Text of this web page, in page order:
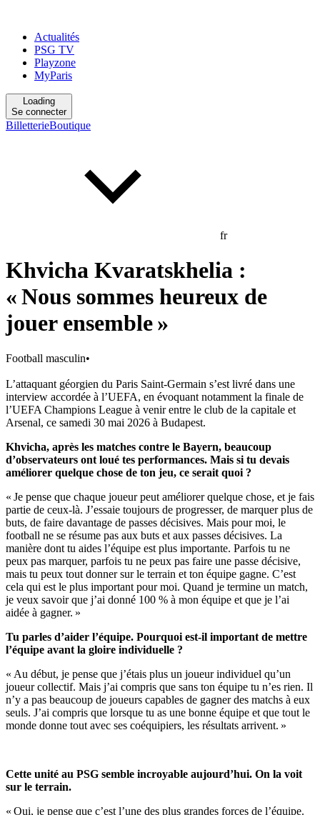
Actualités
PSG TV
Playzone
MyParis
Loading
Se connecter
BilletterieBoutique
fr
Khvicha Kvaratskhelia :
« Nous sommes heureux de
jouer ensemble »
Football masculin•
L’attaquant géorgien du Paris Saint-Germain s’est livré dans une
interview accordée à l’UEFA, en évoquant notamment la finale de
l’UEFA Champions League à venir entre le club de la capitale et
Arsenal, ce samedi 30 mai 2026 à Budapest.
Khvicha, après les matches contre le Bayern, beaucoup
d’observateurs ont loué tes performances. Mais si tu devais
améliorer quelque chose de ton jeu, ce serait quoi ?
« Je pense que chaque joueur peut améliorer quelque chose, et je fais
partie de ceux-là. J’essaie toujours de progresser, de marquer plus de
buts, de faire davantage de passes décisives. Mais pour moi, le
football ne se résume pas aux buts et aux passes décisives. La
manière dont tu aides l’équipe est plus importante. Parfois tu ne
peux pas marquer, parfois tu ne peux pas faire une passe décisive,
mais tu peux tout donner sur le terrain et ton équipe gagne. C’est
cela qui est le plus important pour moi. Quand je termine un match,
je veux savoir que j’ai donné 100 % à mon équipe et que je l’ai
aidée à gagner. »
Tu parles d’aider l’équipe. Pourquoi est-il important de mettre
l’équipe avant la gloire individuelle ?
« Au début, je pense que j’étais plus un joueur individuel qu’un
joueur collectif. Mais j’ai compris que sans ton équipe tu n’es rien. Il
n’y a pas beaucoup de joueurs capables de gagner des matchs à eux
seuls. J’ai compris que lorsque tu as une bonne équipe et que tout le
monde donne tout avec ses coéquipiers, les résultats arrivent. »
Cette unité au PSG semble incroyable aujourd’hui. On la voit
sur le terrain.
« Oui, je pense que c’est l’une des plus grandes forces de l’équipe.